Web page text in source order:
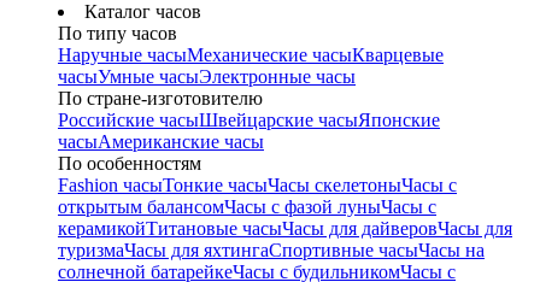
Каталог часов
По типу часов
Наручные часыМеханические часыКварцевые
часыУмные часыЭлектронные часы
По стране-изготовителю
Российские часыШвейцарские часыЯпонские
часыАмериканские часы
По особенностям
Fashion часыТонкие часыЧасы скелетоныЧасы с
открытым балансомЧасы с фазой луныЧасы с
керамикойТитановые часыЧасы для дайверовЧасы для
туризмаЧасы для яхтингаСпортивные часыЧасы на
солнечной батарейкеЧасы с будильникомЧасы с